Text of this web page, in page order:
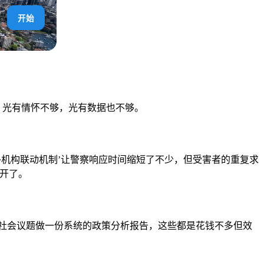
开始
有情怀不够，光有数据也不够。
构联动机制’让警察响应时间缩短了不少，但受害者的重复求
了。
会议题做一份系统的政策分析报告，这些都是花钱不多但效